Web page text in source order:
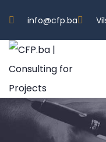
info@cfp.ba